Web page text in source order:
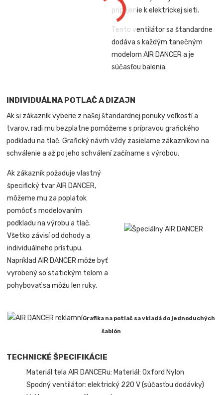
pripojenie k elektrickej sieti.
Tento ventilátor sa štandardne
dodáva s každým tanečným
modelom AIR DANCER a je
súčasťou balenia.
INDIVIDUÁLNA POTLAČ A DIZAJN
Ak si zákazník vyberie z našej štandardnej ponuky veľkostí a
tvarov, radi mu bezplatne pomôžeme s prípravou grafického
podkladu na tlač. Grafický návrh vždy zasielame zákazníkovi na
schválenie a až po jeho schválení začíname s výrobou.
Ak zákazník požaduje vlastný
špecifický tvar AIR DANCER,
môžeme mu za poplatok
pomôcť s modelovaním
podkladu na výrobu a tlač.
Všetko závisí od dohody a
individuálneho prístupu.
Napríklad AIR DANCER môže byť
vyrobený so statickým telom a
pohybovať sa môžu len ruky.
Grafika na potlač sa vkladá do jednoduchých
šablón
TECHNICKÉ ŠPECIFIKÁCIE
Materiál tela AIR DANCERu: Materiál: Oxford Nylon
Spodný ventilátor: elektrický 220 V (súčasťou dodávky)